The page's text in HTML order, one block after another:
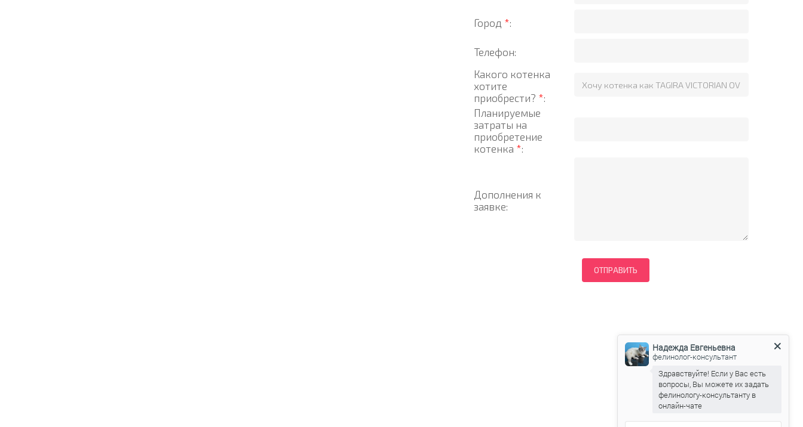
Город *:
Телефон:
Какого котенка
хотите
приобрести? *:
Планируемые
затраты на
приобретение
котенка *:
Дополнения к
заявке:
Надежда Евгеньевна
фелинолог-консультант
Здравствуйте! Если у Вас есть
вопросы, Вы можете их задать
фелинологу-консультанту в
онлайн-чате